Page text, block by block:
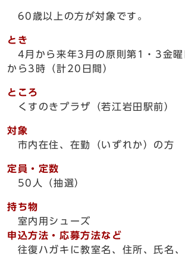
60歳以上の方が対象です。
とき
4月から来年3月の原則第1・3金
から3時（計20日間）
ところ
くすのきプラザ（若江岩田駅前）
対象
市内在住、在勤（いずれか）の方
定員・定数
50人（抽選）
持ち物
室内用シューズ
申込方法・応募方法など
往復ハガキに教室名、住所、氏名